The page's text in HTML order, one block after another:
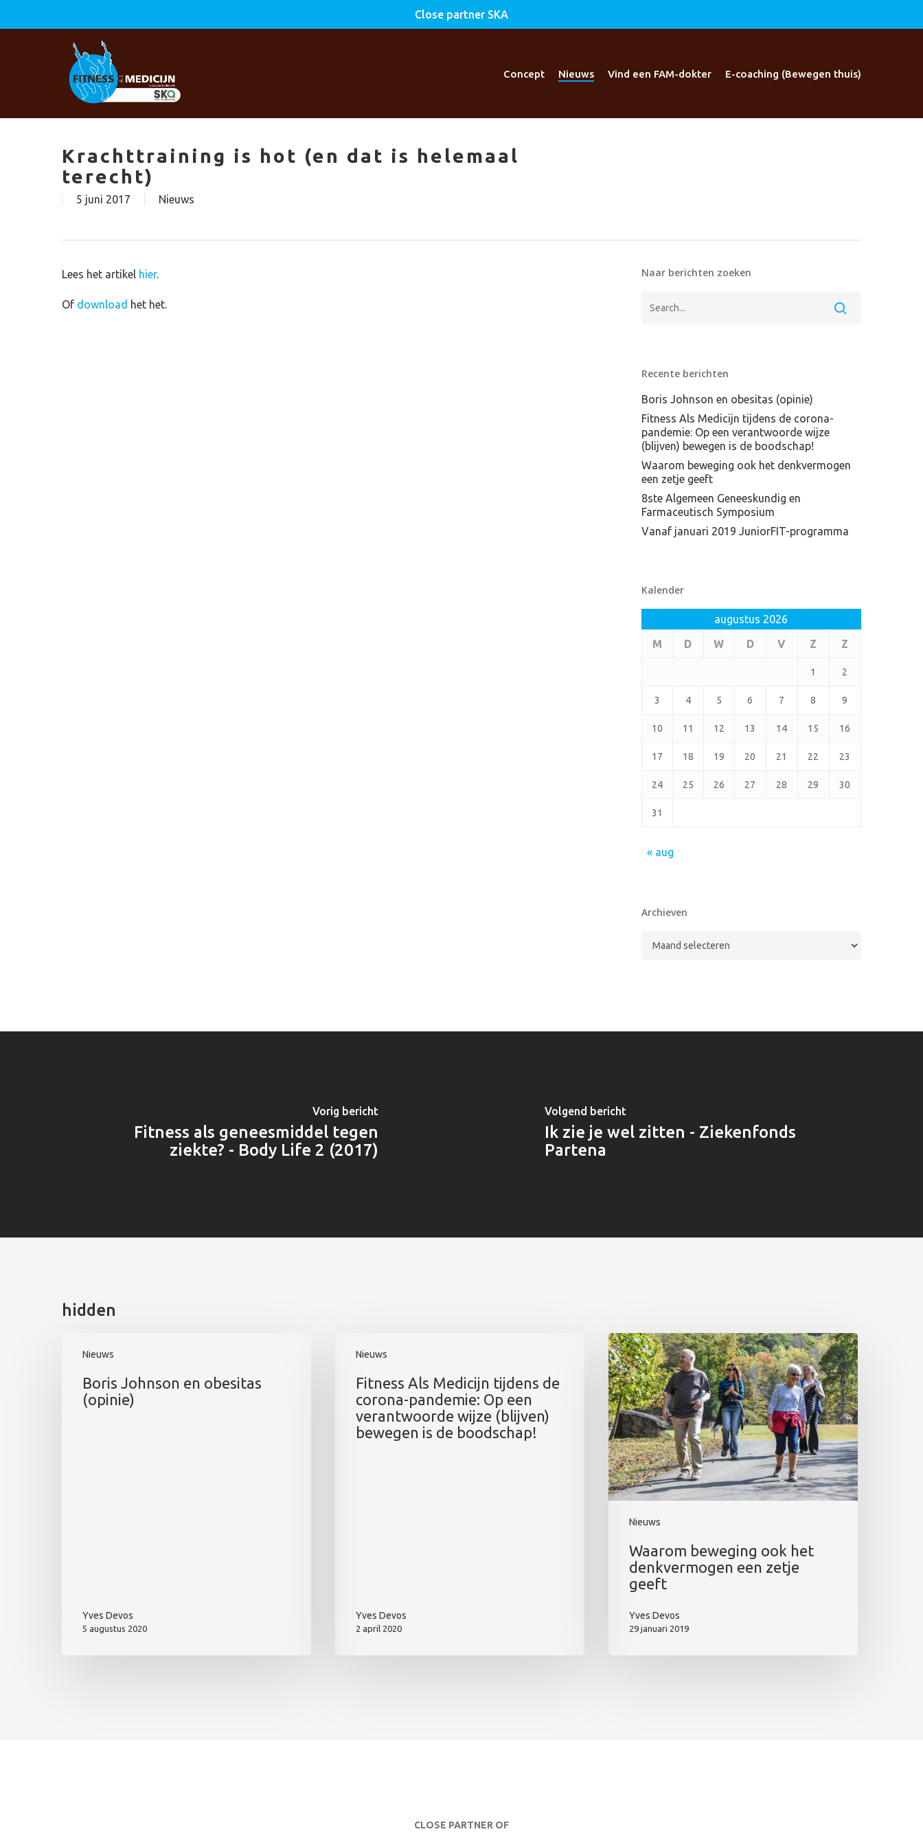
Close partner SKA
Concept Nieuws Vind een FAM-dokter E-coaching (Bewegen thuis)
Krachttraining is hot (en dat is helemaal
terecht)
5 juni 2017 Nieuws
Lees het artikel hier.
Of download het het.
Naar berichten zoeken
Recente berichten
Boris Johnson en obesitas (opinie)
Fitness Als Medicijn tijdens de corona-
pandemie: Op een verantwoorde wijze
(blijven) bewegen is de boodschap!
Waarom beweging ook het denkvermogen
een zetje geeft
8ste Algemeen Geneeskundig en
Farmaceutisch Symposium
Vanaf januari 2019 JuniorFIT-programma
Kalender
augustus 2026
M
D W D V Z Z
1 2
3 4 5 6 7 8 9
10 11 12 13 14 15 16
17 18 19 20 21 22 23
24 25 26 27 28 29 30
31
« aug
Archieven
Vorig bericht
Fitness als geneesmiddel tegen
ziekte? - Body Life 2 (2017)
Volgend bericht
Ik zie je wel zitten - Ziekenfonds
Partena
hidden
Nieuws
Boris Johnson en obesitas
(opinie)
Yves Devos
5 augustus 2020
Nieuws
Fitness Als Medicijn tijdens de
corona-pandemie: Op een
verantwoorde wijze (blijven)
bewegen is de boodschap!
Yves Devos
2 april 2020
Nieuws
Waarom beweging ook het
denkvermogen een zetje
geeft
Yves Devos
29 januari 2019
CLOSE PARTNER OF